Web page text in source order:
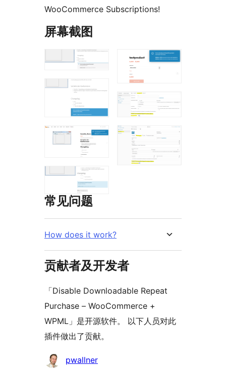
WooCommerce Subscriptions!
屏幕截图
常见问题
How does it work?
贡献者及开发者
「Disable Downloadable Repeat
Purchase – WooCommerce +
WPML」是开源软件。 以下人员对此
插件做出了贡献。
贡
pwallner